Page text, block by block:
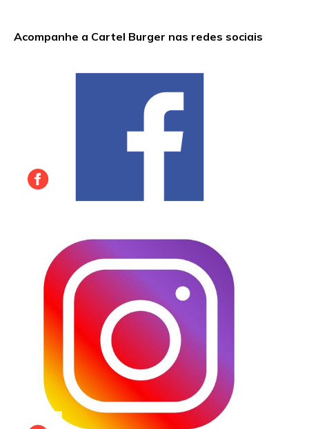
Acompanhe a Cartel Burger nas redes sociais